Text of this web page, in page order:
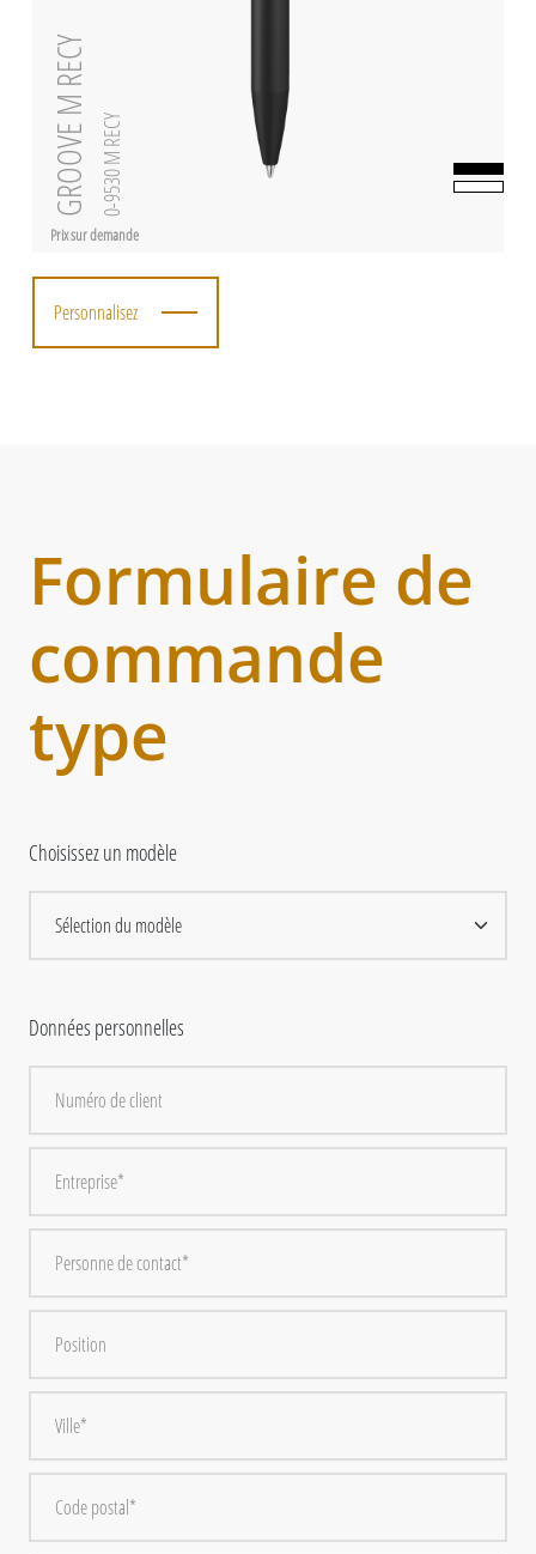
Prix sur demande
GROOVE M RECY 0-9530 M RECY
Personnalisez
Formulaire de
commande
type
Choisissez un modèle
Données personnelles